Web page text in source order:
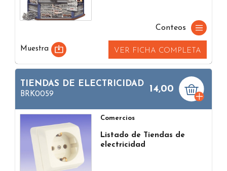
Conteos
Muestra VER FICHA COMPLETA
TIENDAS DE ELECTRICIDAD
BRK0059
14,00
Comercios
Listado de Tiendas de
electricidad